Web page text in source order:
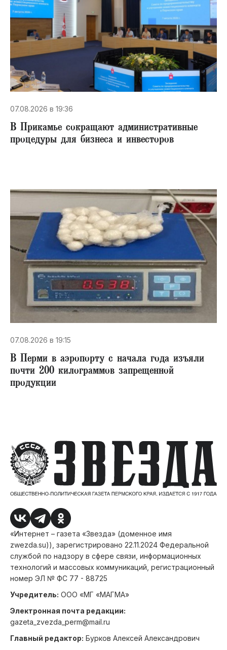
07.08.2026 в 19:36
В Прикамье сокращают административные
процедуры для бизнеса и инвесторов
07.08.2026 в 19:15
В Перми в аэропорту с начала года изъяли
почти 200 килограммов запрещенной
продукции
«Интернет – газета «Звезда» (доменное имя
zwezda.su)), зарегистрировано 22.11.2024 Федеральной
службой по надзору в сфере связи, информационных
технологий и массовых коммуникаций, регистрационный
номер ЭЛ № ФС 77 - 88725
Учредитель: ООО «МГ «МАГМА»
Электронная почта редакции:
gazeta_zvezda_perm@mail.ru
Главный редактор: Бурков Алексей Александрович